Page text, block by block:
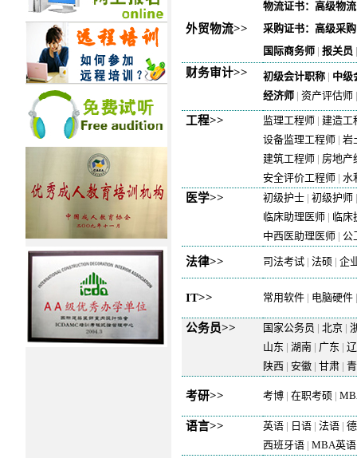
外贸物流>>
物流证书：高级物
采购证书：高级采
国际商务师 | 报关员 |
财务审计>> 初级会计职称| 中级
经济师 | 资产评估师 |
工程>> 监理工程师 | 建造工
设备监理工程师 | 岩
建筑工程师 | 房地产
安全评价工程师 | 水
医学>> 初级护士 | 初级护师 |
临床助理医师 | 临床
中西医助理医师 | 公
法律>> 司法考试 | 法硕 | 企
IT>> 常用软件 | 电脑硬件 |
公务员>> 国家公务员 | 北京 |
山东 | 湖南 | 广东 |
陕西 | 安徽 | 甘肃 |
考研>> 考博 | 在职考硕 |
语言>> 英语 | 日语 | 法语 |
西班牙语 | MBA英语